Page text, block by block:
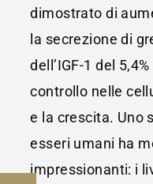
dimostrato di
la secrezione di
dell’IGF-1 del
controllo nelle
e la crescita. Uno
esseri umani ha
impressionanti: i